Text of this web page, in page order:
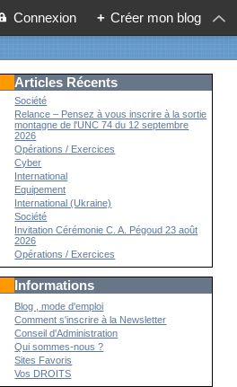
Connexion + Créer mon blog
Articles Récents
Société
Relance – Pensez à vous inscrire à la sortie
montagne de l'UNC 74 du 12 septembre
2026
Opérations / Exercices
Cyber
International
Equipement
International (Ukraine)
Société
Invitation Cérémonie C. A. Pégoud 23 août
2026
Opérations / Exercices
Informations
Blog , mode d'emploi
Comment s'inscrire à la Newsletter
Conseil d'Administration
Qui sommes-nous ?
Sites Favoris
Vos DROITS